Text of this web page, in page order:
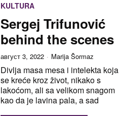
KULTURA
Sergej Trifunović
behind the scenes
август 3, 2022 Marija Šormaz
Divlja masa mesa i intelekta koja
se kreće kroz život, nikako s
lakoćom, ali sa velikom snagom
kao da je lavina pala, a sad